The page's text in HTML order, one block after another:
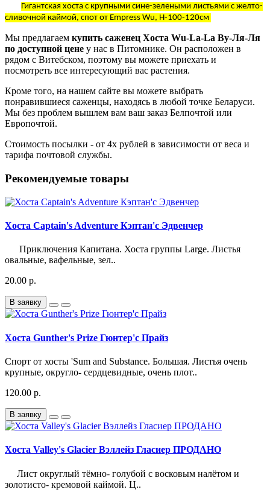
Гигантская хоста с крупными сине-зелеными листьями с желто-
сливочной каймой, спот от Empress Wu, Н-100-120см
Мы предлагаем купить саженец Хоста Wu-La-La Ву-Ля-Ля
по доступной цене у нас в Питомнике. Он расположен в
рядом с Витебском, поэтому вы можете приехать и
посмотреть все интересующий вас растения.
Кроме того, на нашем сайте вы можете выбрать
понравившиеся саженцы, находясь в любой точке Беларуси.
Мы без проблем вышлем вам ваш заказ Белпочтой или
Европочтой.
Стоимость посылки - от 4х рублей в зависимости от веса и
тарифа почтовой службы.
Рекомендуемые товары
Хоста Captain's Adventure Кэптан'c Эдвенчер
Приключения Капитана. Хоста группы Large. Листья
овальные, вафельные, зел..
20.00 р.
В заявку
Хоста Gunther's Prize Гюнтер'c Прайз
Спорт от хосты 'Sum and Substance. Большая. Листья очень
крупные, округло- сердцевидные, очень плот..
120.00 р.
В заявку
Хоста Valley's Glacier Вэллейз Гласиер ПРОДАНО
Лист округлый тёмно- голубой с восковым налётом и
золотисто- кремовой каймой. Ц..